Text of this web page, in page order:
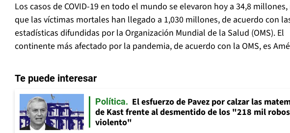
Los casos de COVID-19 en todo el mundo se elevaron hoy a 34,8
que las víctimas mortales han llegado a 1,030 millones, de acuerdo con
estadísticas difundidas por la Organización Mundial de la Salud (OMS). El
continente más afectado por la pandemia, de acuerdo con la OMS, es
Te puede interesar
Política
El esfuerzo de Pavez por calzar las
de Kast frente al desmentido de los "218 mil robos
violento"